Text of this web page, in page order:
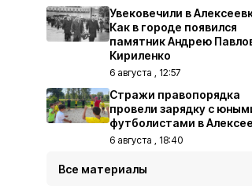
Увековечили в
Как в городе появился
памятник Андрею
Кириленко
6 августа , 12:57
Стражи правопорядка
провели зарядку с
футболистами в
6 августа , 18:40
Все материалы